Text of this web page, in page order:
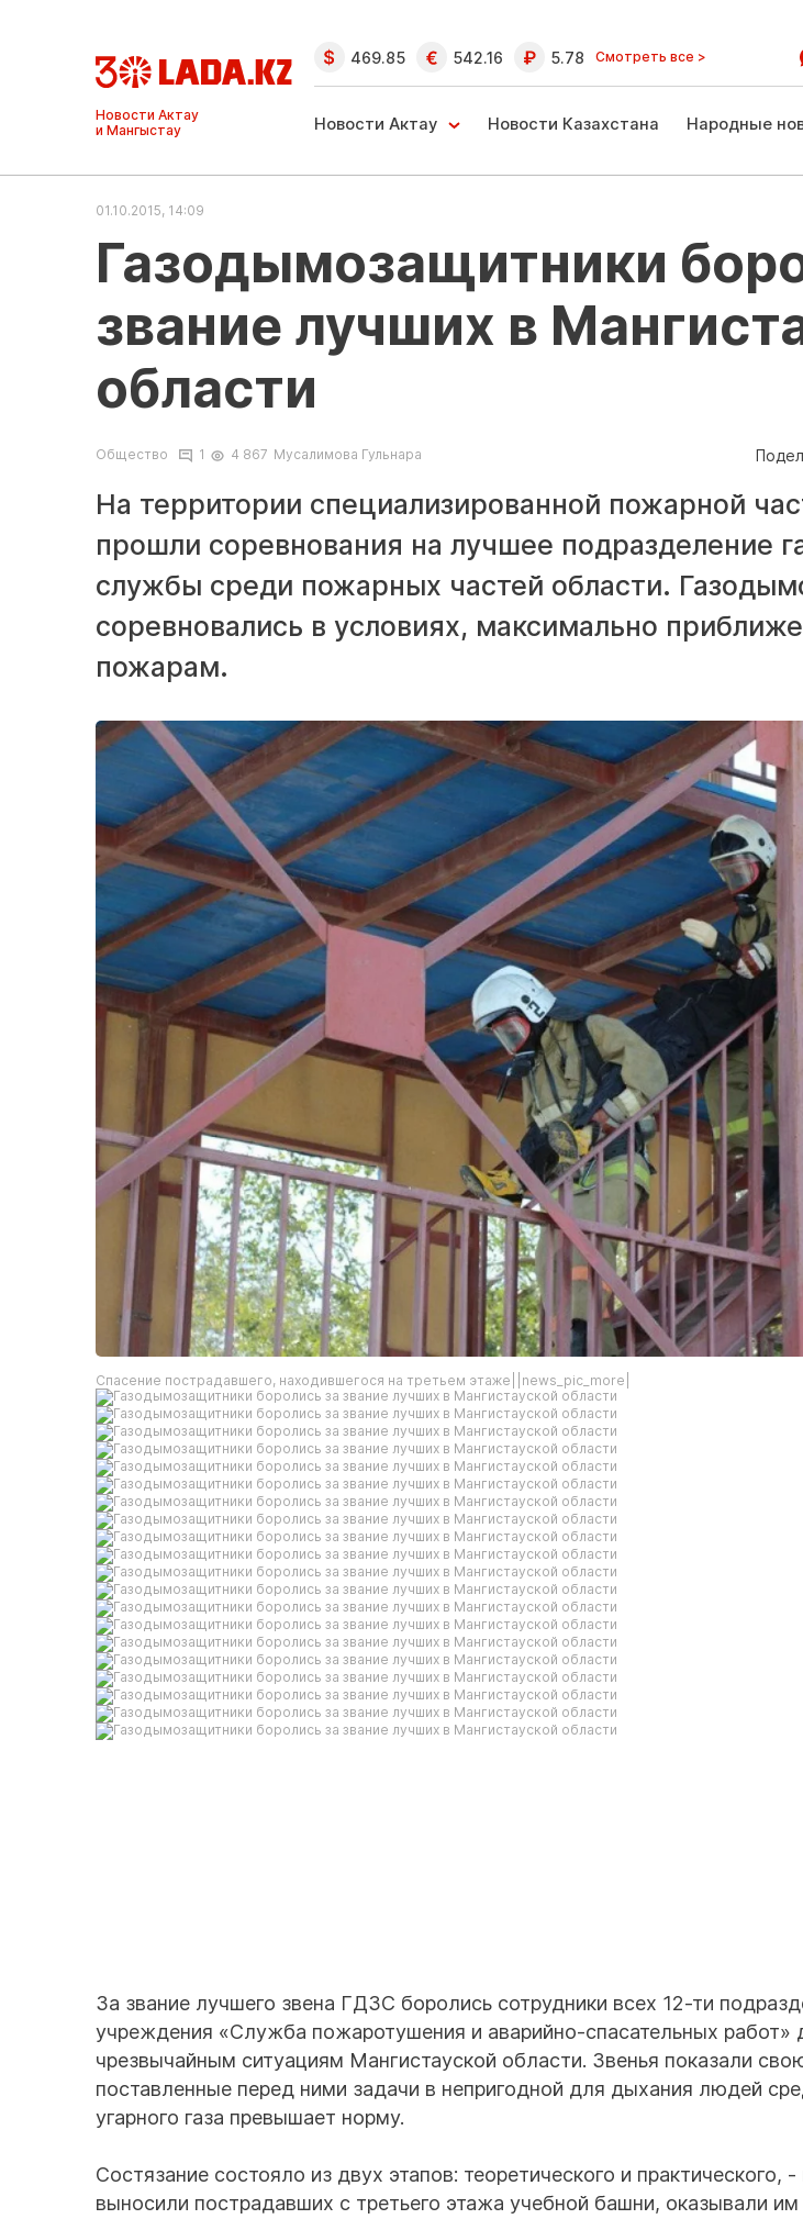
Ақтау және
Манғыстау
жаңалықтары
469.85 542.16 5.78 Смотреть все >
Новости Актау Новости Казахстана Народные
01.10.2015, 14:09
Газодымозащитники
звание лучших в
области
Общество 1 4 867 Мусалимова Гульнара
На территории специализированной пожарной
прошли соревнования на лучшее подразделение
службы среди пожарных частей области.
соревновались в условиях, максимально
пожарам.
Спасение пострадавшего, находившегося на третьем этаже||news_pic_more|
За звание лучшего звена ГДЗС боролись сотрудники всех 12-ти
учреждения «Служба пожаротушения и аварийно-спасательных работ»
чрезвычайным ситуациям Мангистауской области. Звенья показали
поставленные перед ними задачи в непригодной для дыхания людей
угарного газа превышает норму.
Состязание состояло из двух этапов: теоретического и практического,
выносили пострадавших с третьего этажа учебной башни, оказывали